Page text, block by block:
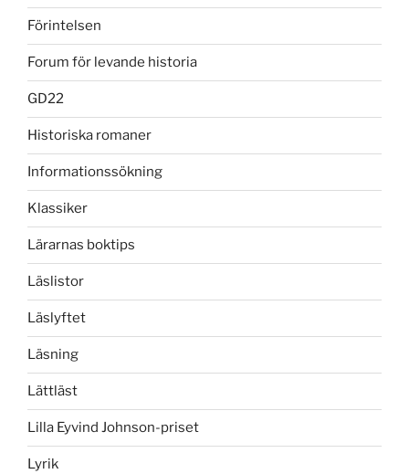
Förintelsen
Forum för levande historia
GD22
Historiska romaner
Informationssökning
Klassiker
Lärarnas boktips
Läslistor
Läslyftet
Läsning
Lättläst
Lilla Eyvind Johnson-priset
Lyrik